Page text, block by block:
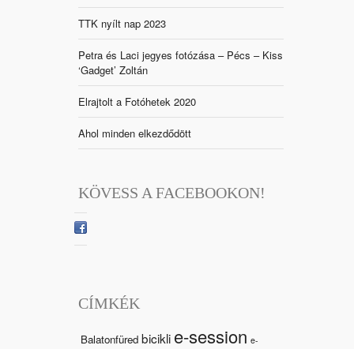
TTK nyílt nap 2023
Petra és Laci jegyes fotózása – Pécs – Kiss
‘Gadget’ Zoltán
Elrajtolt a Fotóhetek 2020
Ahol minden elkezdődött
KÖVESS A FACEBOOKON!
CÍMKÉK
Balatonfüred bicikli e-session e-